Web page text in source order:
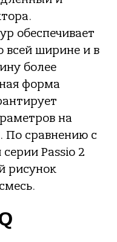
обеспечивает
всей ширине и в
более
форма
на
По сравнению с
Passio 2
рисунок